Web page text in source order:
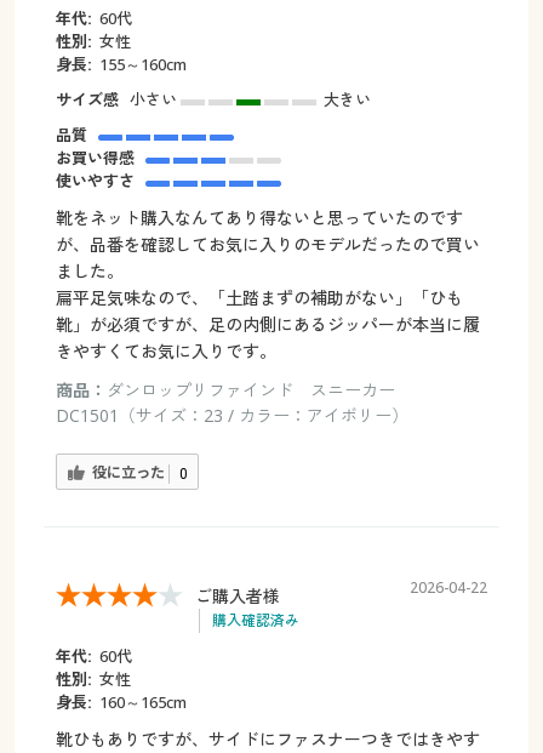
年代: 60代
性別: 女性
身長: 155～160cm
サイズ感 小さい
大きい
品質
お買い得感
使いやすさ
靴をネット購入なんてあり得ないと思っていたのです
が、品番を確認してお気に入りのモデルだったので買い
ました。
扁平足気味なので、「土踏まずの補助がない」「ひも
靴」が必須ですが、足の内側にあるジッパーが本当に履
きやすくてお気に入りです。
商品： ダンロップリファインド スニーカー
DC1501（サイズ：23 / カラー：アイボリー）
役に立った 0
ご購入者様
購入確認済み
2026-04-22
年代: 60代
性別: 女性
身長: 160～165cm
靴ひもありですが、サイドにファスナーつきではきやす